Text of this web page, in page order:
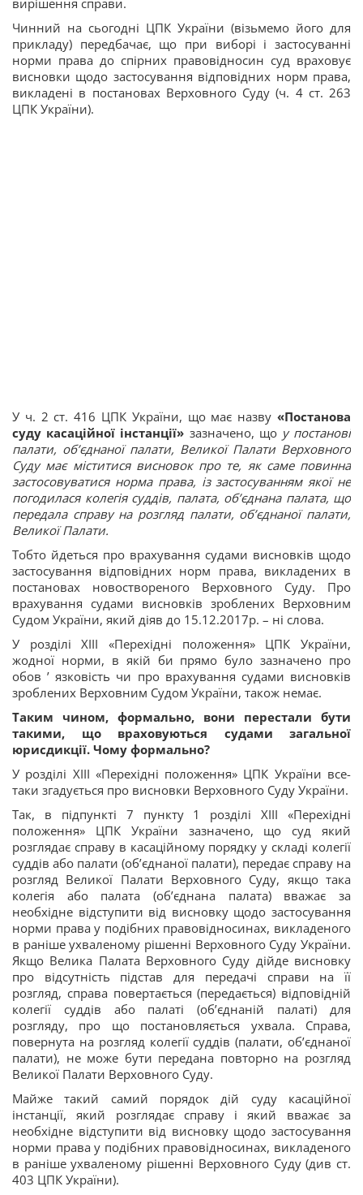
вирішення справи.
Чинний на сьогодні ЦПК України (візьмемо його для
прикладу) передбачає, що при виборі і застосуванні
норми права до спірних правовідносин суд враховує
висновки щодо застосування відповідних норм права,
викладені в постановах Верховного Суду (ч. 4 ст. 263
ЦПК України).
У ч. 2 ст. 416 ЦПК України, що має назву «Постанова
суду касаційної інстанції» зазначено, що у постанові
палати, об’єднаної палати, Великої Палати Верховного
Суду має міститися висновок про те, як саме повинна
застосовуватися норма права, із застосуванням якої не
погодилася колегія суддів, палата, об’єднана палата, що
передала справу на розгляд палати, об’єднаної палати,
Великої Палати.
Тобто йдеться про врахування судами висновків щодо
застосування відповідних норм права, викладених в
постановах новоствореного Верховного Суду. Про
врахування судами висновків зроблених Верховним
Судом України, який діяв до 15.12.2017р. – ні слова.
У розділі XIII «Перехідні положення» ЦПК України,
жодної норми, в якій би прямо було зазначено про
обов ’ язковість чи про врахування судами висновків
зроблених Верховним Судом України, також немає.
Таким чином, формально, вони перестали бути
такими, що враховуються судами загальної
юрисдикції. Чому формально?
У розділі XIII «Перехідні положення» ЦПК України все-
таки згадується про висновки Верховного Суду України.
Так, в підпункті 7 пункту 1 розділі XIII «Перехідні
положення» ЦПК України зазначено, що суд який
розглядає справу в касаційному порядку у складі колегії
суддів або палати (об’єднаної палати), передає справу на
розгляд Великої Палати Верховного Суду, якщо така
колегія або палата (об’єднана палата) вважає за
необхідне відступити від висновку щодо застосування
норми права у подібних правовідносинах, викладеного
в раніше ухваленому рішенні Верховного Суду України.
Якщо Велика Палата Верховного Суду дійде висновку
про відсутність підстав для передачі справи на її
розгляд, справа повертається (передається) відповідній
колегії суддів або палаті (об’єднаній палаті) для
розгляду, про що постановляється ухвала. Справа,
повернута на розгляд колегії суддів (палати, об’єднаної
палати), не може бути передана повторно на розгляд
Великої Палати Верховного Суду.
Майже такий самий порядок дій суду касаційної
інстанції, який розглядає справу і який вважає за
необхідне відступити від висновку щодо застосування
норми права у подібних правовідносинах, викладеного
в раніше ухваленому рішенні Верховного Суду (див ст.
403 ЦПК України).